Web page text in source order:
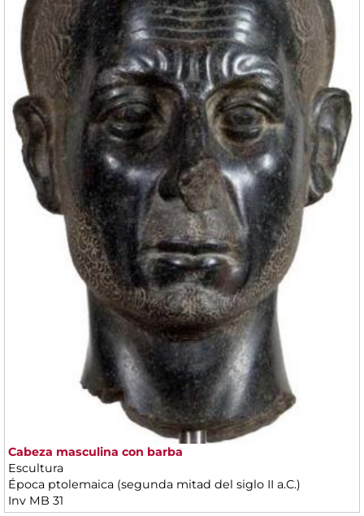
Cabeza masculina con barba
Escultura
Época ptolemaica (segunda mitad del siglo II a.C.)
Inv MB 31